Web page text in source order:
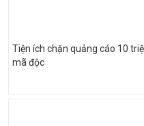
Tiện ích chặn quảng cáo 10
mã độc